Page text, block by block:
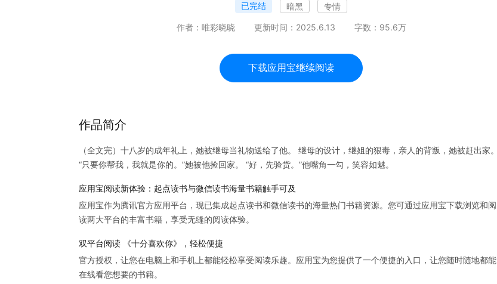
已完结 暗黑 专情
作者： 唯彩晓晓 更新时间： 2025.6.13 字数： 95.6万
下载应用宝继续阅读
作品简介
（全文完）十八岁的成年礼上，她被继母当礼物送给了他。 继母的设计，继姐的狠毒，亲人的背叛，她被赶出家。
“只要你帮我，我就是你的。”她被他捡回家。 “好，先验货。”他嘴角一勾，笑容如魅。
应用宝阅读新体验：起点读书与微信读书海量书籍触手可及
应用宝作为腾讯官方应用平台，现已集成起点读书和微信读书的海量热门书籍资源。您可通过应用宝下载浏览和阅
读两大平台的丰富书籍，享受无缝的阅读体验。
双平台阅读 《十分喜欢你》，轻松便捷
官方授权，让您在电脑上和手机上都能轻松享受阅读乐趣。应用宝为您提供了一个便捷的入口，让您随时随地都能
在线看您想要的书籍。